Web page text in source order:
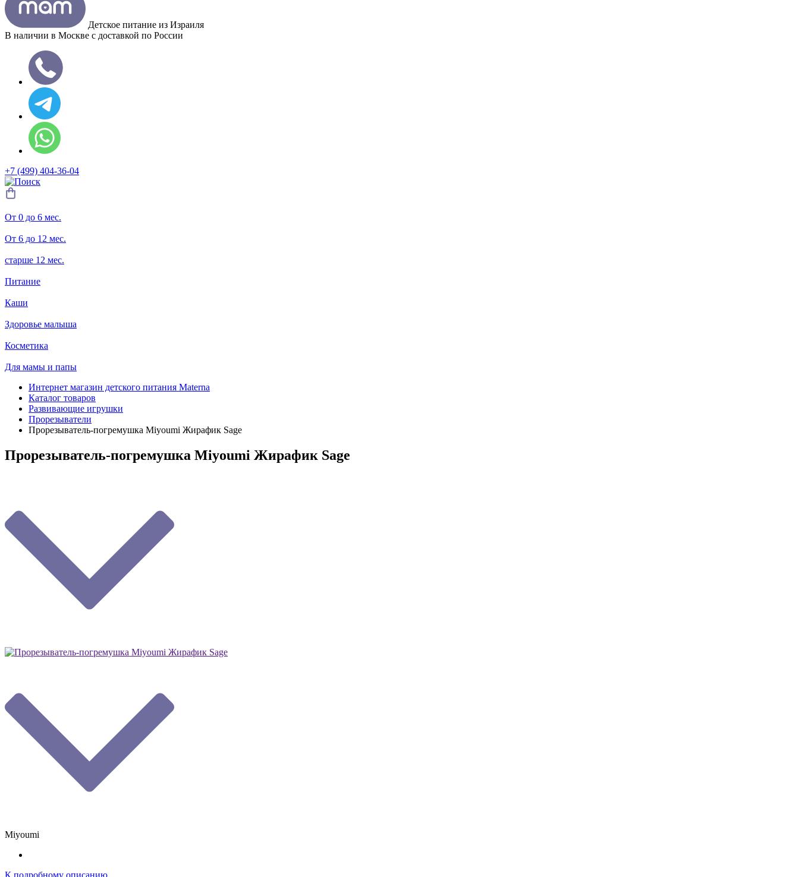
Детское питание из Израиля
В наличии в Москве с доставкой по России
+7 (499) 404-36-04
От 0 до 6 мес.
От 6 до 12 мес.
старше 12 мес.
Питание
Каши
Здоровье малыша
Косметика
Для мамы и папы
Интернет магазин детского питания Materna
Каталог товаров
Развивающие игрушки
Прорезыватели
Прорезыватель-погремушка Мiyoumi Жирафик Sage
Прорезыватель-погремушка Мiyoumi Жирафик Sage
Miyoumi
К подробному описанию